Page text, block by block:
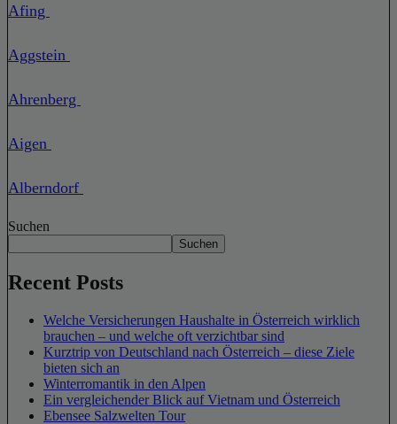
Afing
Aggstein
Ahrenberg
Aigen
Alberndorf
Suchen
Suchen
Recent Posts
Welche Versicherungen Haushalte in Österreich wirklich
brauchen – und welche oft verzichtbar sind
Kurztrip von Deutschland nach Österreich – diese Ziele
bieten sich an
Winterromantik in den Alpen
Ein vergleichender Blick auf Vietnam und Österreich
Ebensee Salzwelten Tour